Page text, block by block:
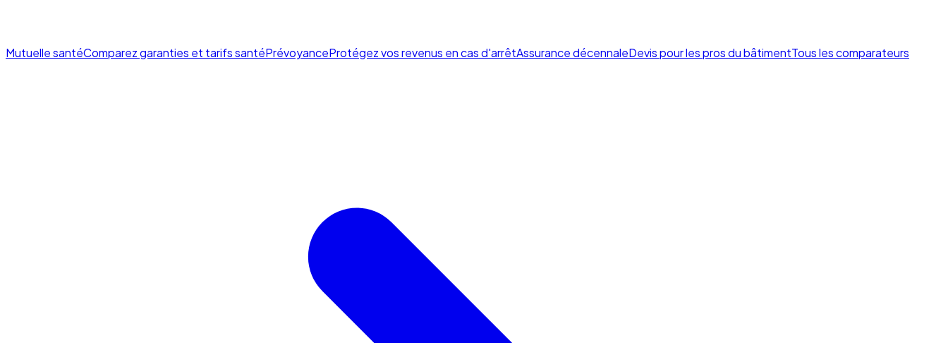
Mutuelle santéComparez garanties et tarifs santéPrévoyanceProtégez vos revenus en cas d'arrêtAssurance décennaleDevis pour les pros du bâtimentTous les comparateurs